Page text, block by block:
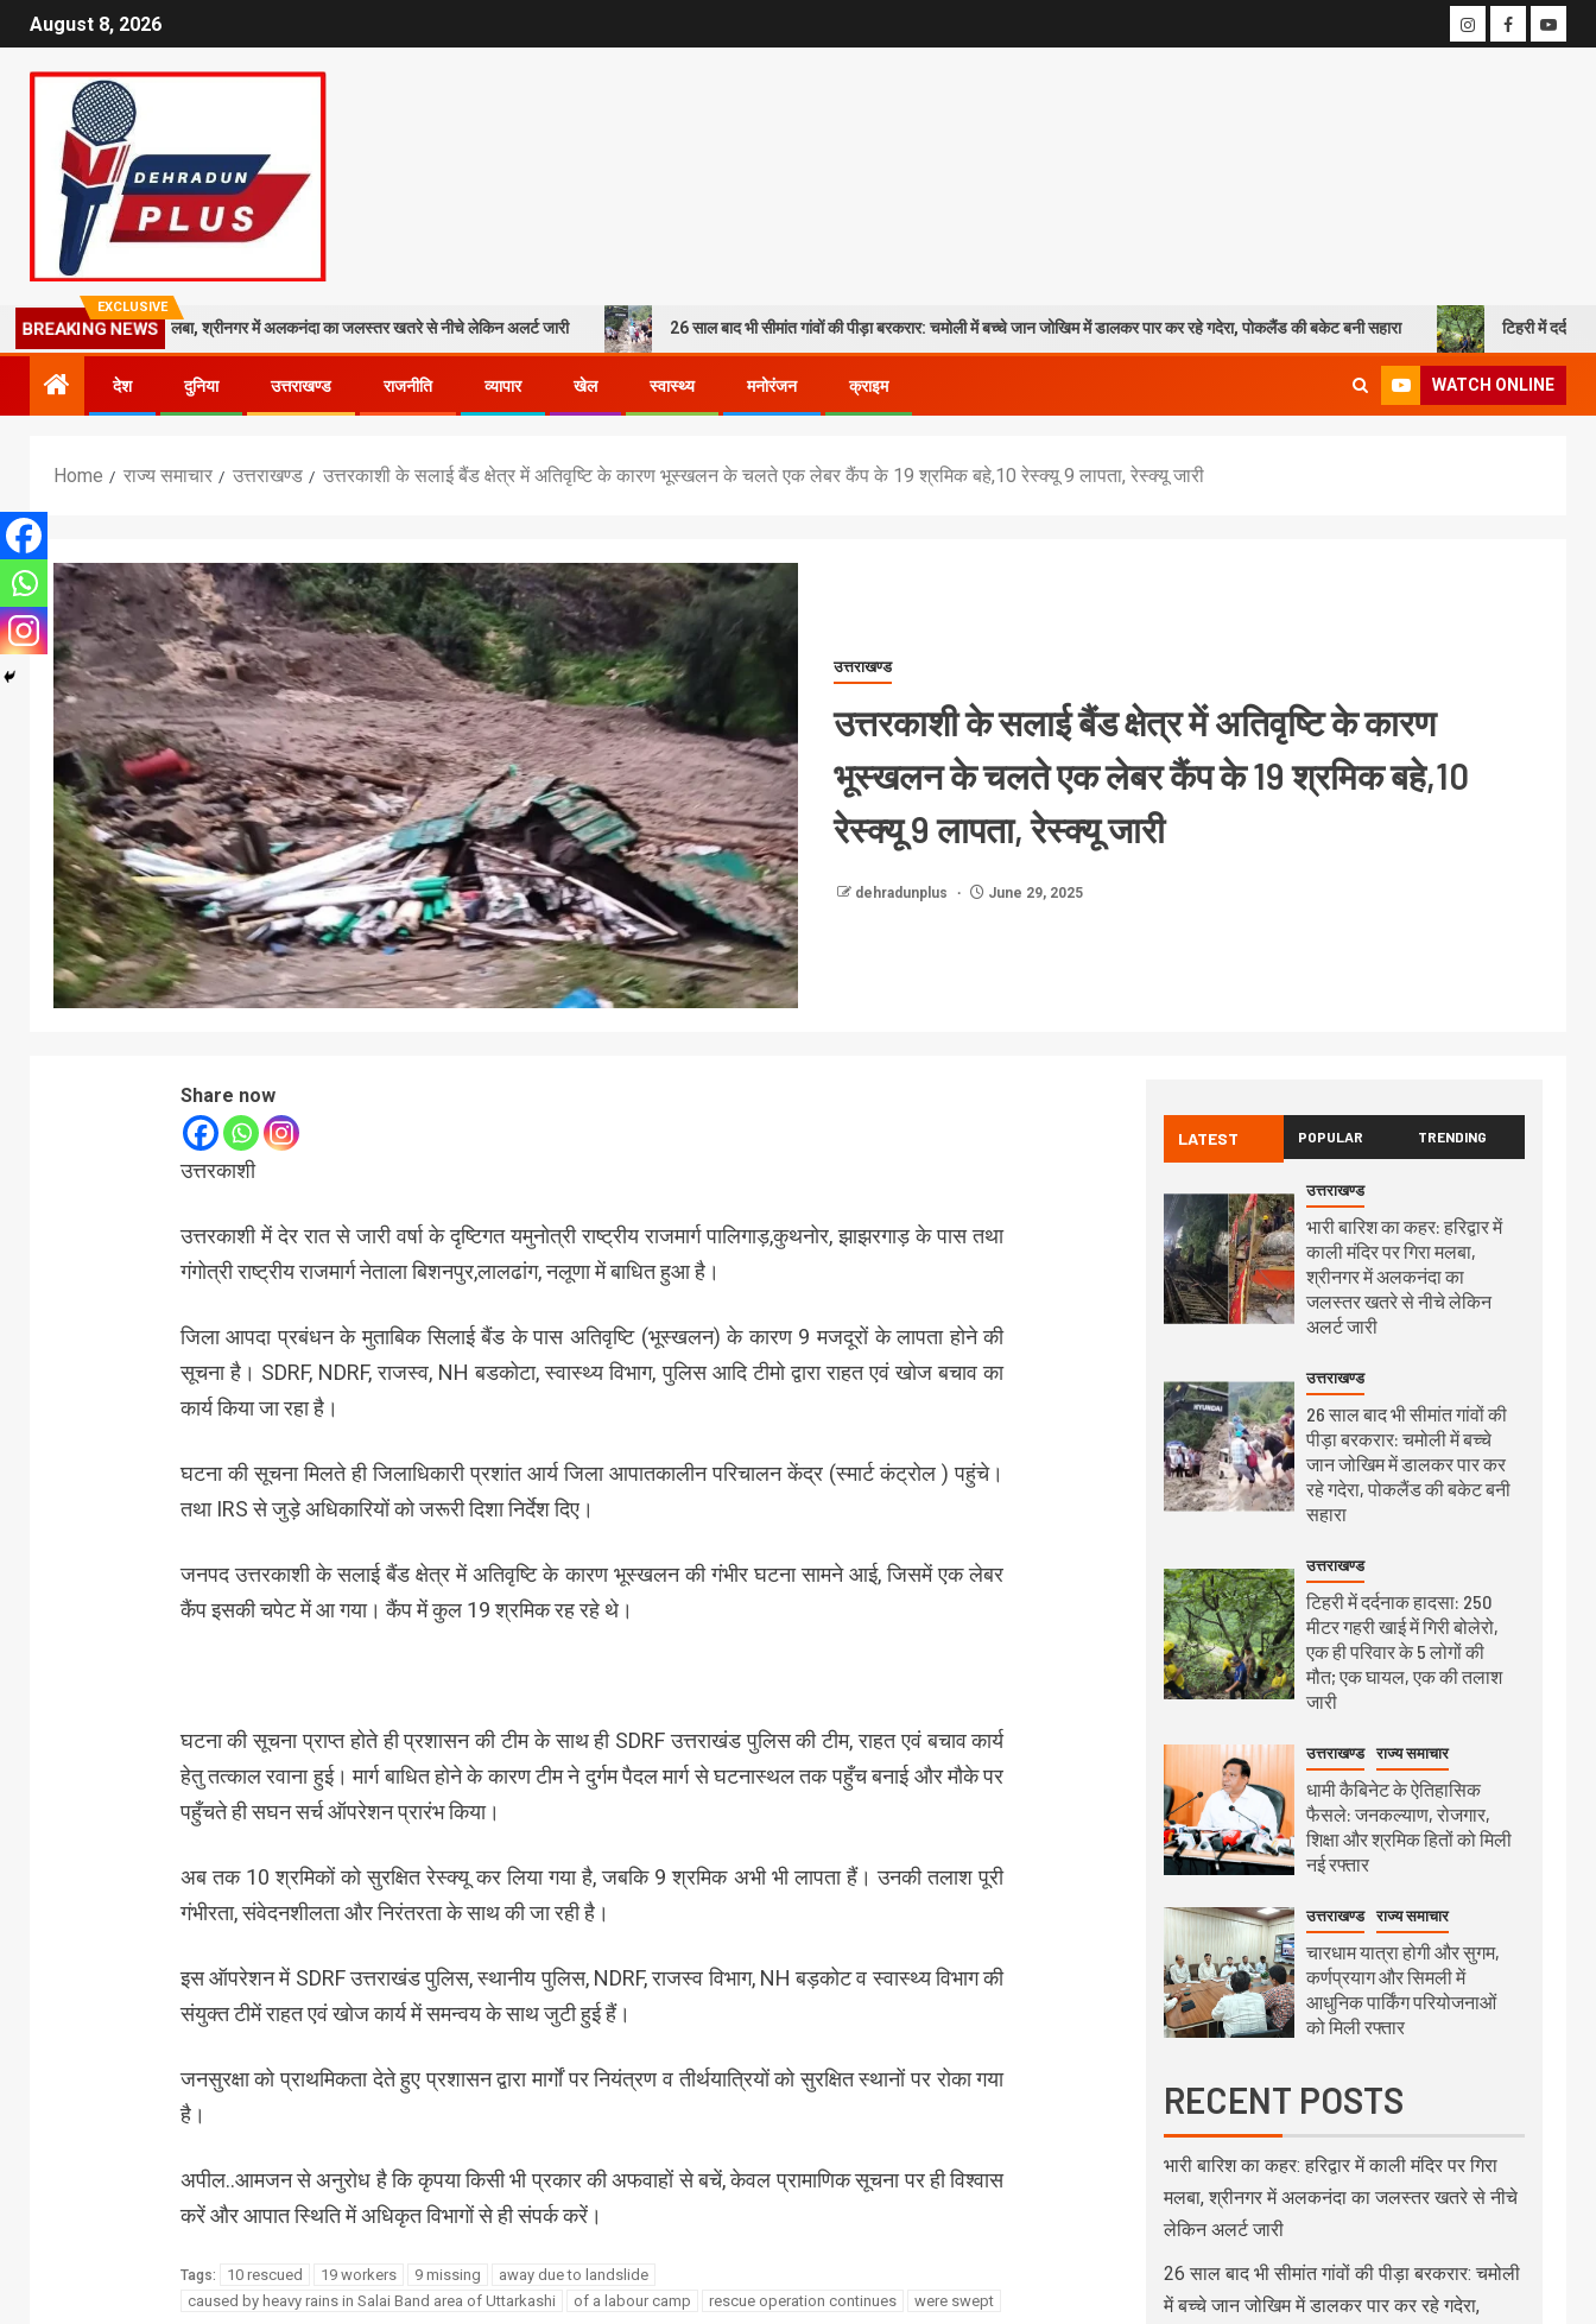
August 8, 2026
EXCLUSIVE
BREAKING NEWS
मंदिर पर गिरा मलबा, श्रीनगर में अलकनंदा का जलस्तर खतरे से नीचे लेकिन अलर्ट जारी 26 साल बाद भी सीमांत गांवों की पीड़ा बरकरार: चमोली में बच्चे जान जोखिम में डालकर पार कर रहे गदेरा, पोकलैंड की बकेट बनी सहारा टिहरी में दर्दनाक हादसा: 250
देश दुनिया उत्तराखण्ड राजनीति व्यापार खेल स्वास्थ्य मनोरंजन क्राइम WATCH ONLINE
Home राज्य समाचार उत्तराखण्ड उत्तरकाशी के सलाई बैंड क्षेत्र में अतिवृष्टि के कारण भूस्खलन के चलते एक लेबर कैंप के 19 श्रमिक बहे,10 रेस्क्यू 9 लापता, रेस्क्यू जारी
उत्तराखण्ड
उत्तरकाशी के सलाई बैंड क्षेत्र में अतिवृष्टि के कारण
भूस्खलन के चलते एक लेबर कैंप के 19 श्रमिक बहे,10
रेस्क्यू 9 लापता, रेस्क्यू जारी
dehradunplus June 29, 2025
Share now
उत्तरकाशी
उत्तरकाशी में देर रात से जारी वर्षा के दृष्टिगत यमुनोत्री राष्ट्रीय राजमार्ग पालिगाड़,कुथनोर, झाझरगाड़ के पास तथा
गंगोत्री राष्ट्रीय राजमार्ग नेताला बिशनपुर,लालढांग, नलूणा में बाधित हुआ है।
जिला आपदा प्रबंधन के मुताबिक सिलाई बैंड के पास अतिवृष्टि (भूस्खलन) के कारण 9 मजदूरों के लापता होने की
सूचना है। SDRF, NDRF, राजस्व, NH बडकोटा, स्वास्थ्य विभाग, पुलिस आदि टीमो द्वारा राहत एवं खोज बचाव का
कार्य किया जा रहा है।
घटना की सूचना मिलते ही जिलाधिकारी प्रशांत आर्य जिला आपातकालीन परिचालन केंद्र (स्मार्ट कंट्रोल ) पहुंचे।
तथा IRS से जुड़े अधिकारियों को जरूरी दिशा निर्देश दिए।
जनपद उत्तरकाशी के सलाई बैंड क्षेत्र में अतिवृष्टि के कारण भूस्खलन की गंभीर घटना सामने आई, जिसमें एक लेबर
कैंप इसकी चपेट में आ गया। कैंप में कुल 19 श्रमिक रह रहे थे।
घटना की सूचना प्राप्त होते ही प्रशासन की टीम के साथ ही SDRF उत्तराखंड पुलिस की टीम, राहत एवं बचाव कार्य
हेतु तत्काल रवाना हुई। मार्ग बाधित होने के कारण टीम ने दुर्गम पैदल मार्ग से घटनास्थल तक पहुँच बनाई और मौके पर
पहुँचते ही सघन सर्च ऑपरेशन प्रारंभ किया।
अब तक 10 श्रमिकों को सुरक्षित रेस्क्यू कर लिया गया है, जबकि 9 श्रमिक अभी भी लापता हैं। उनकी तलाश पूरी
गंभीरता, संवेदनशीलता और निरंतरता के साथ की जा रही है।
इस ऑपरेशन में SDRF उत्तराखंड पुलिस, स्थानीय पुलिस, NDRF, राजस्व विभाग, NH बड़कोट व स्वास्थ्य विभाग की
संयुक्त टीमें राहत एवं खोज कार्य में समन्वय के साथ जुटी हुई हैं।
जनसुरक्षा को प्राथमिकता देते हुए प्रशासन द्वारा मार्गों पर नियंत्रण व तीर्थयात्रियों को सुरक्षित स्थानों पर रोका गया
है।
अपील..आमजन से अनुरोध है कि कृपया किसी भी प्रकार की अफवाहों से बचें, केवल प्रामाणिक सूचना पर ही विश्वास
करें और आपात स्थिति में अधिकृत विभागों से ही संपर्क करें।
Tags: 10 rescued 19 workers 9 missing
away due to landslide
caused by heavy rains in Salai Band area of ​​Uttarkashi
of a labour camp rescue operation continues were swept
LATEST POPULAR TRENDING
उत्तराखण्ड
भारी बारिश का कहर: हरिद्वार में
काली मंदिर पर गिरा मलबा,
श्रीनगर में अलकनंदा का
जलस्तर खतरे से नीचे लेकिन
अलर्ट जारी
उत्तराखण्ड
26 साल बाद भी सीमांत गांवों की
पीड़ा बरकरार: चमोली में बच्चे
जान जोखिम में डालकर पार कर
रहे गदेरा, पोकलैंड की बकेट बनी
सहारा
उत्तराखण्ड
टिहरी में दर्दनाक हादसा: 250
मीटर गहरी खाई में गिरी बोलेरो,
एक ही परिवार के 5 लोगों की
मौत; एक घायल, एक की तलाश
जारी
उत्तराखण्ड राज्य समाचार
धामी कैबिनेट के ऐतिहासिक
फैसले: जनकल्याण, रोजगार,
शिक्षा और श्रमिक हितों को मिली
नई रफ्तार
उत्तराखण्ड राज्य समाचार
चारधाम यात्रा होगी और सुगम,
कर्णप्रयाग और सिमली में
आधुनिक पार्किंग परियोजनाओं
को मिली रफ्तार
RECENT POSTS
भारी बारिश का कहर: हरिद्वार में काली मंदिर पर गिरा
मलबा, श्रीनगर में अलकनंदा का जलस्तर खतरे से नीचे
लेकिन अलर्ट जारी
26 साल बाद भी सीमांत गांवों की पीड़ा बरकरार: चमोली
में बच्चे जान जोखिम में डालकर पार कर रहे गदेरा,